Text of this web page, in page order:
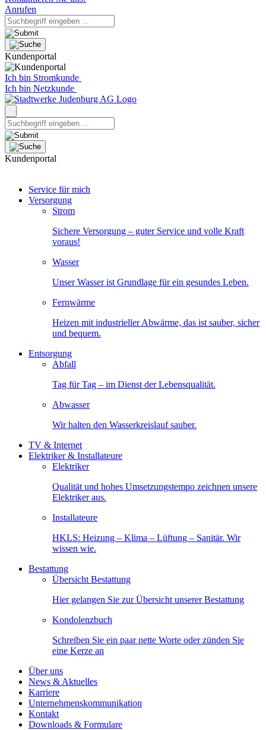
Anrufen
Kundenportal
Ich bin Stromkunde
Ich bin Netzkunde
Kundenportal
Service für mich
Versorgung
Strom
Sichere Versorgung – guter Service und volle Kraft
voraus!
Wasser
Unser Wasser ist Grundlage für ein gesundes Leben.
Fernwärme
Heizen mit industrieller Abwärme, das ist sauber, sicher
und bequem.
Entsorgung
Abfall
Tag für Tag – im Dienst der Lebensqualität.
Abwasser
Wir halten den Wasserkreislauf sauber.
TV & Internet
Elektriker & Installateure
Elektriker
Qualität und hohes Umsetzungstempo zeichnen unsere
Elektriker aus.
Installateure
HKLS: Heizung – Klima – Lüftung – Sanitär. Wir
wissen wie.
Bestattung
Übersicht Bestattung
Hier gelangen Sie zur Übersicht unserer Bestattung
Kondolenzbuch
Schreiben Sie ein paar nette Worte oder zünden Sie
eine Kerze an
Über uns
News & Aktuelles
Karriere
Unternehmenskommunikation
Kontakt
Downloads & Formulare